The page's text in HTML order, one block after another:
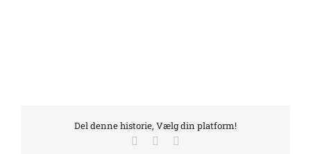
Del denne historie, Vælg din platform!
FacebookLinkedIn